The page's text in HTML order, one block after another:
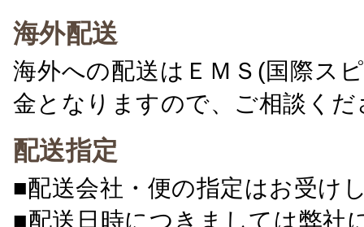
海外配送
海外への配送はＥＭＳ(国際ス
金となりますので、ご相談くだ
配送指定
■配送会社・便の指定はお受け
■配送日時につきましては弊社